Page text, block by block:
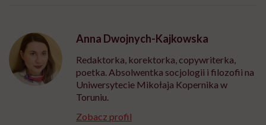
Anna Dwojnych-Kajkowska
Redaktorka, korektorka, copywriterka,
poetka. Absolwentka socjologii i filozofii na
Uniwersytecie Mikołaja Kopernika w
Toruniu.
Zobacz profil